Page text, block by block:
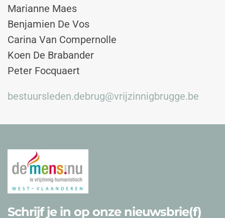
Marianne Maes
Benjamien De Vos
Carina Van Compernolle
Koen De Brabander
Peter Focquaert
bestuursleden.debrug@vrijzinnigbrugge.be
Schrijf je in op onze nieuwsbrie(f)